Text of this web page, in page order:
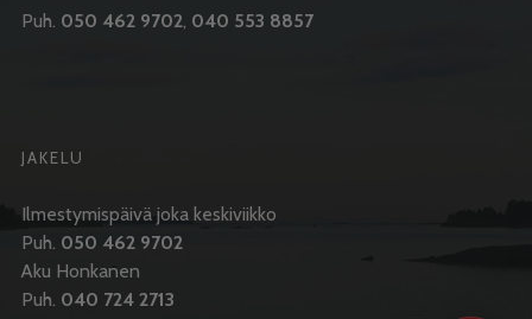
Puh. 050 462 9702, 040 553 8857
JAKELU
Ilmestymispäivä joka keskiviikko
Puh. 050 462 9702
Aku Honkanen
Puh. 040 724 2713